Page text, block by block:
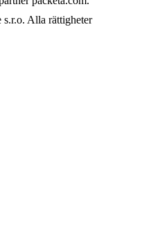
Alla rättigheter